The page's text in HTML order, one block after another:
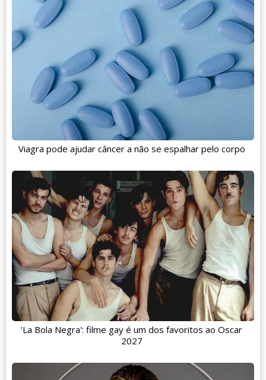
Viagra pode ajudar câncer a não se espalhar pelo corpo
'La Bola Negra': filme gay é um dos favoritos ao Oscar
2027